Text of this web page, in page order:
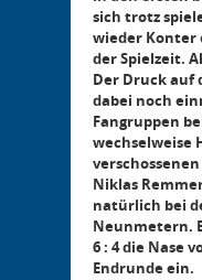
sich trotz
wieder Konter
der Spielzeit.
Der Druck auf
dabei noch
Fangruppen
wechselweise
Niklas
natürlich bei
Neunmetern.
6 : 4 die Nase
Endrunde ein.